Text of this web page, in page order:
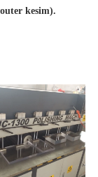
kesim).